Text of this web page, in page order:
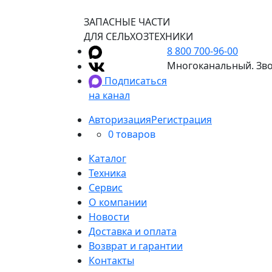
ЗАПАСНЫЕ ЧАСТИ
ДЛЯ СЕЛЬХОЗТЕХНИКИ
Подписаться
на канал
8 800 700-96-00
Многоканальный.
АвторизацияРегистрация
0 товаров
Каталог
Техника
Сервис
О компании
Новости
Доставка и оплата
Возврат и гарантии
Контакты